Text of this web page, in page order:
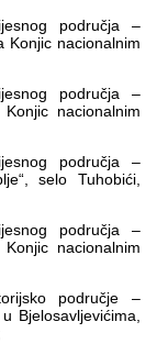
područja –
Konjic nacionalnim
područja –
nacionalnim
područja –
selo Tuhobići,
područja –
nacionalnim
područje –
Bjelosavljevićima,